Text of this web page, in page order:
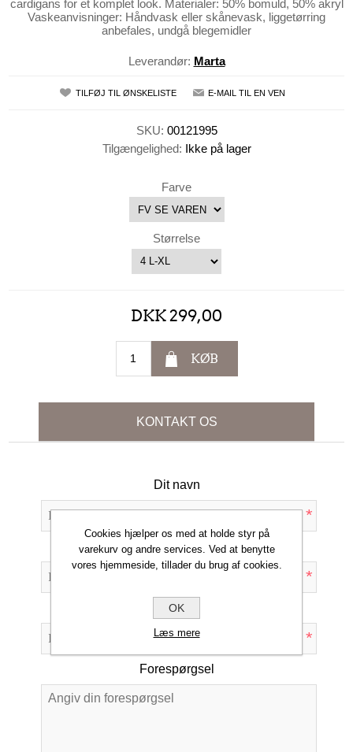
cardigans for et komplet look. Materialer: 50% bomuld, 50% akryl
Vaskeanvisninger: Håndvask eller skånevask, liggetørring
anbefales, undgå blegemidler
Leverandør: Marta
TILFØJ TIL ØNSKELISTE E-MAIL TIL EN VEN
SKU: 00121995
Tilgængelighed: Ikke på lager
Farve
Størrelse
DKK 299,00
KØB
KONTAKT OS
Dit navn
*
Din e-mail
*
Emne:
*
Forespørgsel
Cookies hjælper os med at holde styr på
varekurv og andre services. Ved at benytte
vores hjemmeside, tillader du brug af cookies.
OK
Læs mere